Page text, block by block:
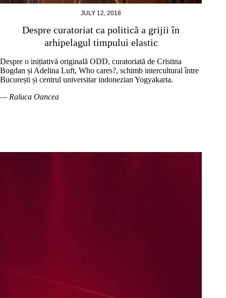
JULY 12, 2018
Despre curatoriat ca politică a grijii în
arhipelagul timpului elastic
Despre o inițiativă originală ODD, curatoriată de Cristina
Bogdan și Adelina Luft, Who cares?, schimb intercultural între
București și centrul universitar indonezian Yogyakarta.
— Raluca Oancea